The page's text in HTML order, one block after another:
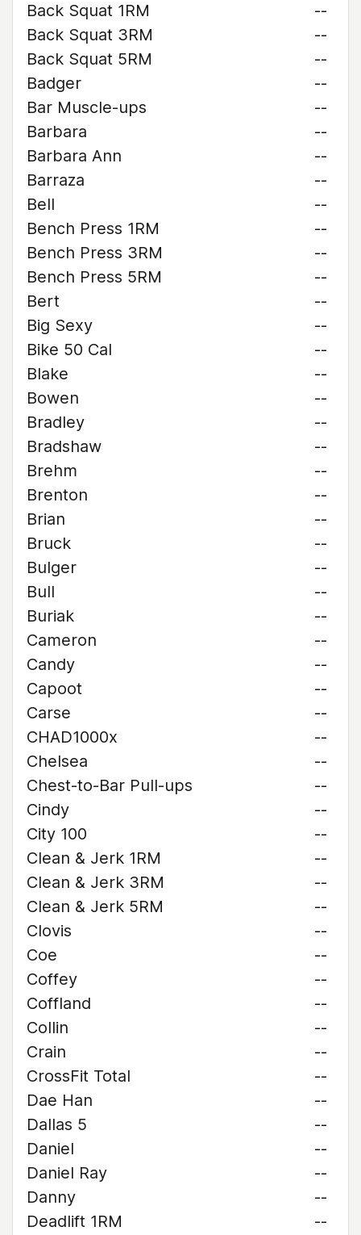
Back Squat 1RM
--
Back Squat 3RM
--
Back Squat 5RM
--
Badger
--
Bar Muscle-ups
--
Barbara
--
Barbara Ann
--
Barraza
--
Bell
--
Bench Press 1RM
--
Bench Press 3RM
--
Bench Press 5RM
--
Bert
--
Big Sexy
--
Bike 50 Cal
--
Blake
--
Bowen
--
Bradley
--
Bradshaw
--
Brehm
--
Brenton
--
Brian
--
Bruck
--
Bulger
--
Bull
--
Buriak
--
Cameron
--
Candy
--
Capoot
--
Carse
--
CHAD1000x
--
Chelsea
--
Chest-to-Bar Pull-ups
--
Cindy
--
City 100
--
Clean & Jerk 1RM
--
Clean & Jerk 3RM
--
Clean & Jerk 5RM
--
Clovis
--
Coe
--
Coffey
--
Coffland
--
Collin
--
Crain
--
CrossFit Total
--
Dae Han
--
Dallas 5
--
Daniel
--
Daniel Ray
--
Danny
--
Deadlift 1RM
--